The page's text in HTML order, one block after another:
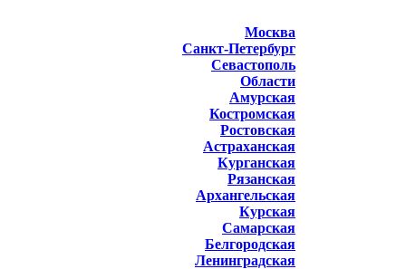
Москва
Санкт-Петербург
Севастополь
Области
Амурская
Костромская
Ростовская
Астраханская
Курганская
Рязанская
Архангельская
Курская
Самарская
Белгородская
Ленинградская